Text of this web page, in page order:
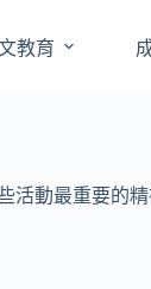
教育
活動最重要的